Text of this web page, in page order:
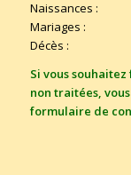
Naissances :
Mariages :
Décès :
Si vous
non traitées,
formulaire de